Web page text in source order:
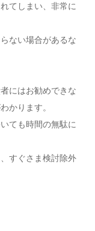
てしまい、非常に
ない場合があるな
にはお勧めできな
かります。
ても時間の無駄に
すぐさま検討除外